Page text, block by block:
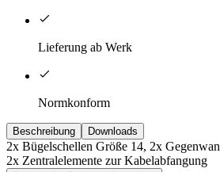
Lieferung ab Werk
Normkonform
Beschreibung Downloads
2x Bügelschellen Größe 14, 2x
2x Zentralelemente zur Kabelabfangung